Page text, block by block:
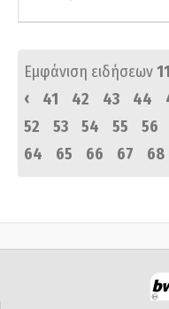
Εμφάνιση ειδήσεων
‹
41 42 43 44
52
53 54 55 56
64
65 66 67 68